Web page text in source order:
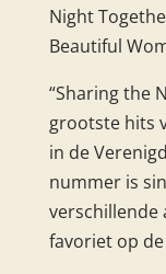
Night
Beautiful
“Sharing the
grootste hits
in de
nummer is
verschillende
favoriet op